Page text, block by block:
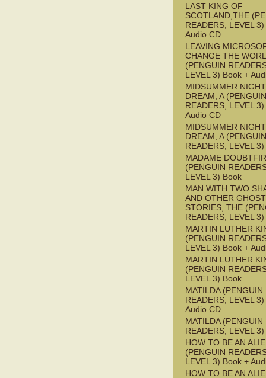
LAST KING OF
SCOTLAND,THE
READERS, LEVEL
Audio CD
LEAVING
CHANGE THE
(PENGUIN
LEVEL 3) Book +
MIDSUMMER
DREAM, A (PENGUIN
READERS, LEVEL
Audio CD
MIDSUMMER
DREAM, A (PENGUIN
READERS, LEVEL
MADAME
(PENGUIN
LEVEL 3) Book
MAN WITH TWO
AND OTHER GHOST
STORIES, THE
READERS, LEVEL
MARTIN LUTHER
(PENGUIN
LEVEL 3) Book +
MARTIN LUTHER
(PENGUIN
LEVEL 3) Book
MATILDA (PENGUIN
READERS, LEVEL
Audio CD
MATILDA (PENGUIN
READERS, LEVEL
HOW TO BE AN
(PENGUIN
LEVEL 3) Book +
HOW TO BE AN